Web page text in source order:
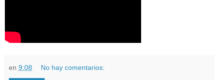
en 9:08 No hay comentarios: